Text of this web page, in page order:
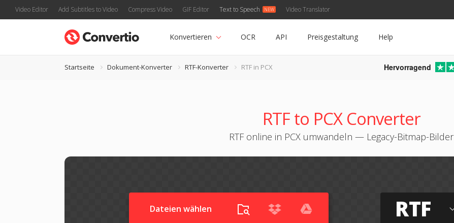
Video Editor Add Subtitles to Video Compress Video GIF Editor Text to Speech Video Translator
Konvertieren OCR API Preisgestaltung Help
Startseite Dokument-Konverter RTF-Konverter RTF in PCX Hervorragend
RTF to PCX Converter
RTF online in PCX umwandeln — Legacy-Bitmap-Bilder
Dateien wählen RTF